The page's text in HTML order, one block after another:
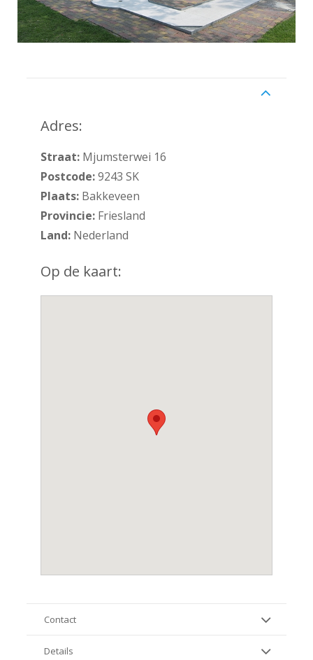
Adres:
Straat: Mjumsterwei 16
Postcode:9243 SK
Plaats: Bakkeveen
Provincie: Friesland
Land: Nederland
Op de kaart:
Contact
Details